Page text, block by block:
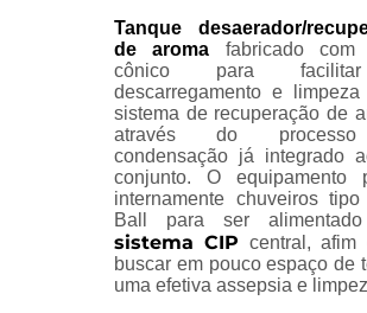
Tanque desaerador/
de aroma fabricado com
cônico para
descarregamento e
sistema de recuperação de
através do
condensação já integrado
conjunto. O equipamento
internamente chuveiros
Ball para ser
sistema CIP central, afim
buscar em pouco espaço de
uma efetiva assepsia e